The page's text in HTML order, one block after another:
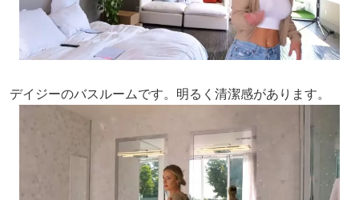
デイジーのバスルームです。明るく清潔感があります。